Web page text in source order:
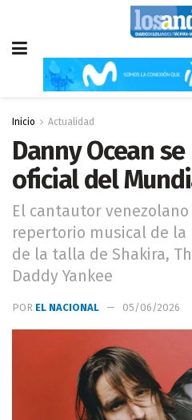
Inicio Actualidad
Danny Ocean
oficial del
El cantautor
repertorio musical de la
de la talla de Shakira,
Daddy Yankee
POR EL NACIONAL 05/06/2026